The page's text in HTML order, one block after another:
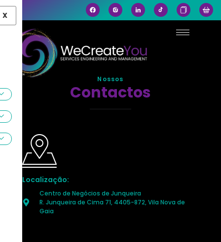
X
Nossos
Contactos
Localização:
Centro de Negócios de Junqueira
R. Junqueira de Cima 71, 4405-872, Vila Nova de
Gaia